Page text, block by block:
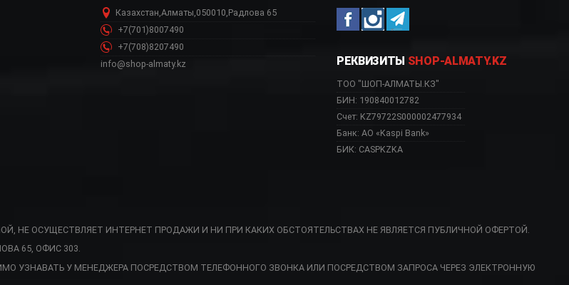
интернет магазин,
Казахстан,Алматы,050010,Радлова 65
+7(701)8007490
+7(708)8207490
info@shop-almaty.kz
РЕКВИЗИТЫ SHOP-ALMATY.KZ
ТОО "ШОП-АЛМАТЫ.КЗ"
БИН: 190840012782
Счет: KZ79722S000002477934
Банк: АО «Kaspi Bank»
БИК: CASPKZKA
НЕ ОСУЩЕСТВЛЯЕТ ИНТЕРНЕТ ПРОДАЖИ И НИ ПРИ КАКИХ ОБСТОЯТЕЛЬСТВАХ НЕ ЯВЛЯЕТСЯ ПУБЛИЧНОЙ ОФЕРТОЙ.
65, ОФИС 303.
У МЕНЕДЖЕРА ПОСРЕДСТВОМ ТЕЛЕФОННОГО ЗВОНКА ИЛИ ПОСРЕДСТВОМ ЗАПРОСА ЧЕРЕЗ ЭЛЕКТРОННУЮ